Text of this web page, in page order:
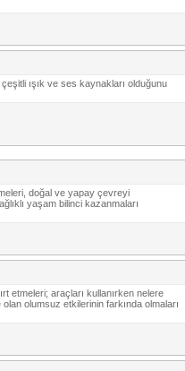
ışık ve ses kaynakları olduğunu
doğal ve yapay çevreyi
yaşam bilinci kazanmaları
etmeleri; araçları kullanırken nelere
olan olumsuz etkilerinin farkında olmaları